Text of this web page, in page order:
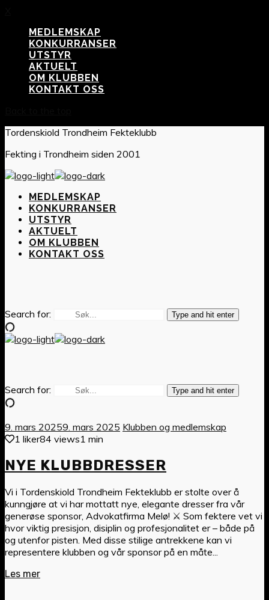
MEDLEMSKAP
KONKURRANSER
UTSTYR
AKTUELT
OM KLUBBEN
KONTAKT OSS
Tordenskiold Trondheim Fekteklubb
Fekting i Trondheim siden 2001
MEDLEMSKAP
KONKURRANSER
UTSTYR
AKTUELT
OM KLUBBEN
KONTAKT OSS
Search for: Type and hit enter
Search for: Type and hit enter
9. mars 20259. mars 2025 Klubben og medlemskap
1 liker84 views1 min
NYE KLUBBDRESSER
Vi i Tordenskiold Trondheim Fekteklubb er stolte over å
kunngjøre at vi har mottatt nye, elegante dresser fra vår
generøse sponsor, Advokatfirma Melø! ⚔️ Som fektere vet vi
hvor viktig presisjon, disiplin og profesjonalitet er – både på
og utenfor pisten. Med disse stilige antrekkene kan vi
representere klubben og vår sponsor på en måte...
Les mer